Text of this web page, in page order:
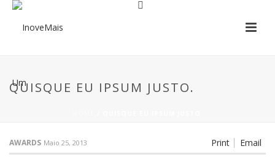
QUISQUE EU IPSUM JUSTO.
Print Email
AWARDS Maio 25, 2013